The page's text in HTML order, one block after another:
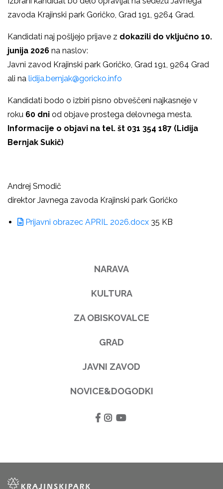
zavoda Krajinski park Goričko, Grad 191, 9264 Grad.
Kandidati naj pošljejo prijave z dokazili do vključno 10.
junija 2026 na naslov:
Javni zavod Krajinski park Goričko, Grad 191, 9264 Grad
ali na lidija.bernjak@goricko.info
Kandidati bodo o izbiri pisno obveščeni najkasneje v
roku 60 dni od objave prostega delovnega mesta.
Informacije o objavi na tel. št 031 354 187 (Lidija
Bernjak Sukič)
Andrej Smodič
direktor Javnega zavoda Krajinski park Goričko
Prijavni obrazec APRIL 2026.docx 35 KB
NARAVA
KULTURA
ZA OBISKOVALCE
GRAD
JAVNI ZAVOD
NOVICE&DOGODKI